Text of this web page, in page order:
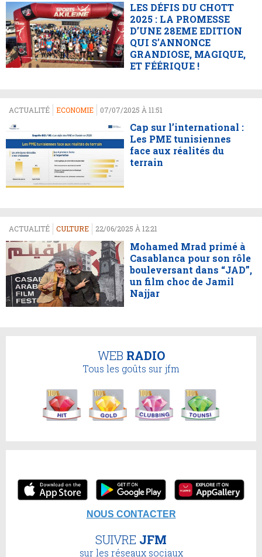
LES DÉFIS DU CHOTT
2025 : LA PROMESSE
D’UNE 28EME EDITION
QUI S’ANNONCE
GRANDIOSE, MAGIQUE,
ET FÉÉRIQUE !
ACTUALITÉ ECONOMIE 07/07/2025 À 11:51
Cap sur l’international :
Les PME tunisiennes
face aux réalités du
terrain
ACTUALITÉ CULTURE 22/06/2025 À 12:21
Mohamed Mrad primé à
Casablanca pour son rôle
bouleversant dans “JAD”,
un film choc de Jamil
Najjar
WEB RADIO
Tous les goûts sur jfm
NOUS CONTACTER
SUIVRE JFM
sur les réseaux sociaux